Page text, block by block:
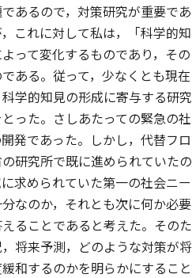
あるので，対策研究が重要であ
これに対して私は，「科学的知
って変化するものであり，その
ある。従って，少なくとも現在
学的知見の形成に寄与する研究
った。さしあたっての緊急の社
発であった。しかし，代替フロ
研究所で既に進められていたの
求められていた第一の社会ニー
なのか，それとも次に何か必要
ることであると考えた。そのた
将来予測，どのような対策が将
和するのかを明らかにすること